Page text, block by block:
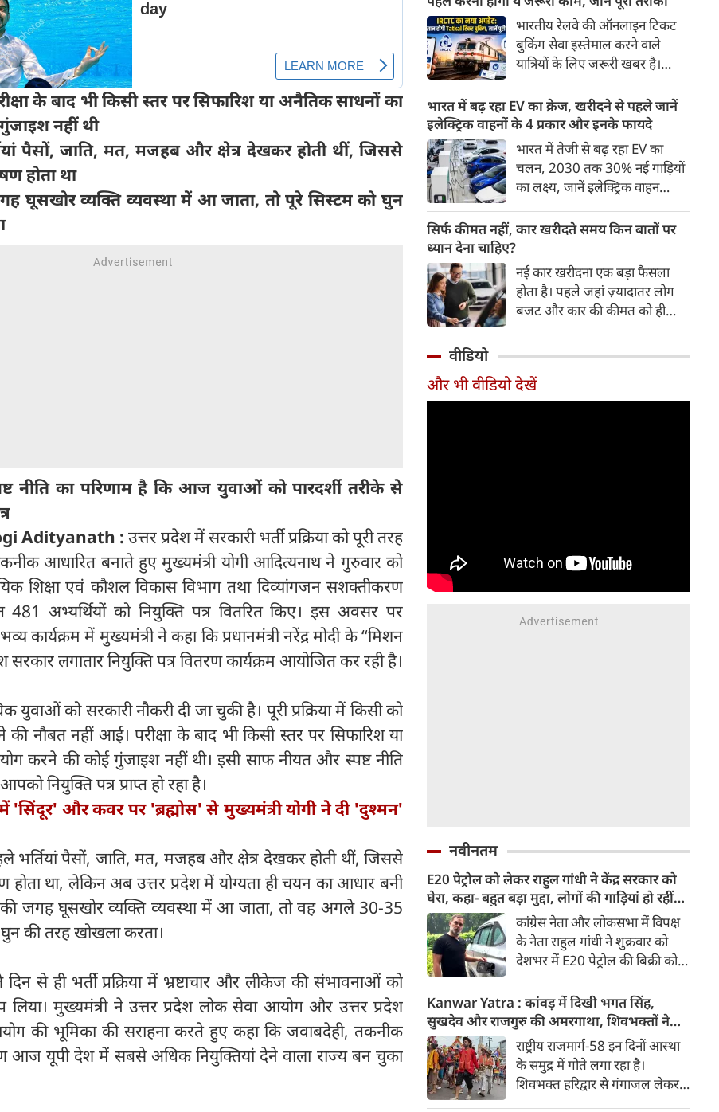
के बाद भी किसी स्तर पर सिफारिश या अनैतिक साधनों का
नहीं थी
पैसों, जाति, मत, मजहब और क्षेत्र देखकर होती थीं, जिससे
होता था
घूसखोर व्यक्ति व्यवस्था में आ जाता, तो पूरे सिस्टम को घुन
नीति का परिणाम है कि आज युवाओं को पारदर्शी तरीके से
Adityanath : उत्तर प्रदेश में सरकारी भर्ती प्रक्रिया को पूरी तरह
आधारित बनाते हुए मुख्यमंत्री योगी आदित्यनाथ ने गुरुवार को
शिक्षा एवं कौशल विकास विभाग तथा दिव्यांगजन सशक्तीकरण
अभ्यर्थियों को नियुक्ति पत्र वितरित किए। इस अवसर पर
में मुख्यमंत्री ने कहा कि प्रधानमंत्री नरेंद्र मोदी के “मिशन
सरकार लगातार नियुक्ति पत्र वितरण कार्यक्रम आयोजित कर रही है।
को सरकारी नौकरी दी जा चुकी है। पूरी प्रक्रिया में किसी को
की नौबत नहीं आई। परीक्षा के बाद भी किसी स्तर पर सिफारिश या
करने की कोई गुंजाइश नहीं थी। इसी साफ नीयत और स्पष्ट नीति
नियुक्ति पत्र प्राप्त हो रहा है।
'सिंदूर' और कवर पर 'ब्रह्मोस' से मुख्यमंत्री योगी ने दी 'दुश्मन'
भर्तियां पैसों, जाति, मत, मजहब और क्षेत्र देखकर होती थीं, जिससे
होता था, लेकिन अब उत्तर प्रदेश में योग्यता ही चयन का आधार बनी
की जगह घूसखोर व्यक्ति व्यवस्था में आ जाता, तो वह अगले 30-35
की तरह खोखला करता।
से ही भर्ती प्रक्रिया में भ्रष्टाचार और लीकेज की संभावनाओं को
मुख्यमंत्री ने उत्तर प्रदेश लोक सेवा आयोग और उत्तर प्रदेश
की भूमिका की सराहना करते हुए कहा कि जवाबदेही, तकनीक
आज यूपी देश में सबसे अधिक नियुक्तियां देने वाला राज्य बन चुका
क्रिकेट तक हर विषय पर बहस कर
सकते हैं, तो उस जीव पर भी एक
गंभीर चर्चा बनती है जिसने किसी भी
सभ्यता से पहले इंसान का साथ चुना
था। दुर्भाग्य यह है कि आज कुत्तों के
बारे में हमारी राय पशु-चिकित्सकों,
व्यवहार वैज्ञानिकों या विशेषज्ञों से
कम... और व्हाट्सऐप यूनिवर्सिटी से
ज़्यादा बनती है।
भारतीय रेलवे की ऑनलाइन टिकट
बुकिंग सेवा इस्तेमाल करने वाले
यात्रियों के लिए जरूरी खबर है।
वेबसाइट का बीटा वर्जन लॉन्च कर
दिया है। करीब 24 साल पुराने
इंटरफेस के बाद वेबसाइट को नए
डिजाइन और कई नए फीचर्स के साथ
अपडेट किया गया है।
भारत में बढ़ रहा EV का क्रेज, खरीदने से पहले जानें
इलेक्ट्रिक वाहनों के 4 प्रकार और इनके फायदे
भारत में तेजी से बढ़ रहा EV का
चलन, 2030 तक 30% नई गाड़ियों
का लक्ष्य, जानें इलेक्ट्रिक वाहन
200 अरब रुपए का मौका
सिर्फ कीमत नहीं, कार खरीदते समय किन बातों पर
ध्यान देना चाहिए?
नई कार खरीदना एक बड़ा फैसला
होता है। पहले जहां ज़्यादातर लोग
बजट और कार की कीमत को ही
खरीदते समय किन बातों पर ध्यान
देना चाहिए।
वीडियो
और भी वीडियो देखें
नवीनतम
E20 पेट्रोल को लेकर राहुल गांधी ने केंद्र सरकार को
घेरा, कहा- बहुत बड़ा मुद्दा, लोगों की गाड़ियां हो रहीं
खराब, BJP ने बताया खराब पटकथा
कांग्रेस नेता और लोकसभा में विपक्ष
के नेता राहुल गांधी ने शुक्रवार को
देशभर में E20 पेट्रोल की बिक्री को
दिया। उन्होंने E20 को ‘बहुत बड़ा
मुद्दा’ बताते हुए आरोप लगाया कि
इसके इस्तेमाल से वाहनों को नुकसान
हो रहा है और इसका आर्थिक बोझ
आम उपभोक्ताओं पर पड़ रहा है।
Kanwar Yatra : कांवड़ में दिखी भगत सिंह,
सुखदेव और राजगुरु की अमरगाथा, शिवभक्तों ने
अनोखे अंदाज में दी श्रद्धांजलिराष्ट्रीय राजमार्ग-58 इन दिनों आस्था
के समुद्र में गोते लगा रहा है।
शिवभक्त हरिद्वार से गंगाजल लेकर